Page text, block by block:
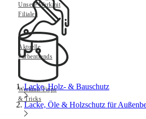
Unsere Werkmit
Filialen
Aktuelle
Farbentrends
Werkmit Tipps
& Tricks
Lacke, Holz- & Bauschutz
Lacke, Öle & Holzschutz für